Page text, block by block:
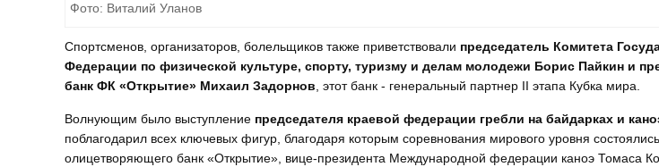
Фото: Виталий Уланов
Спортсменов, организаторов, болельщиков также приветствовали председатель Комитета
Федерации по физической культуре, спорту, туризму и делам молодежи Борис Пайкин и
банк ФК «Открытие» Михаил Задорнов, этот банк - генеральный партнер II этапа Кубка мира.
Волнующим было выступление председателя краевой федерации гребли на байдарках и
поблагодарил всех ключевых фигур, благодаря которым соревнования мирового уровня
олицетворяющего банк «Открытие», вице-президента Международной федерации каноэ Томаса